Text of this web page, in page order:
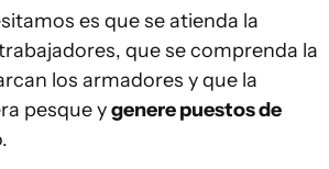
es que se atienda la
que se comprenda la
los armadores y que la
pesque ygenere puestos de